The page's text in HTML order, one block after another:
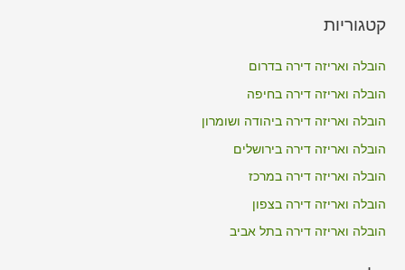
r
o
r
:
קטגוריות
הובלה ואריזה דירה בדרום
הובלה ואריזה דירה בחיפה
הובלה ואריזה דירה ביהודה ושומרון
הובלה ואריזה דירה בירושלים
הובלה ואריזה דירה במרכז
הובלה ואריזה דירה בצפון
הובלה ואריזה דירה בתל אביב